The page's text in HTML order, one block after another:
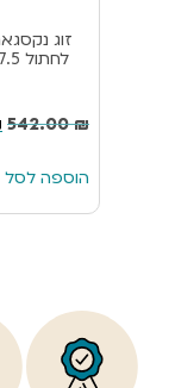
זוג
לחתול 2.5-7.5 ק”ג
542.00₪
הוספה לסל